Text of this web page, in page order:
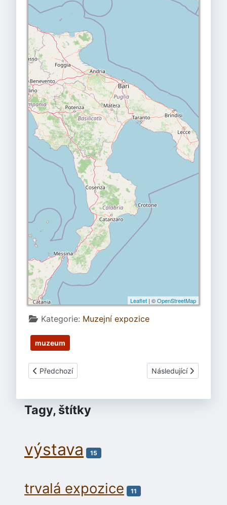
Leaflet | ©OpenStreetMap
Základní údaje
Kategorie: Muzejní expozice
muzeum
Předchozí článek: Olomouc - Příběh kamene a Patnáct
Předchozí Další článek: Plzeň -
Následující
Tagy, štítky
výstava 15
trvalá expozice 11